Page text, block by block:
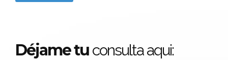
Déjame tu consulta aqui: